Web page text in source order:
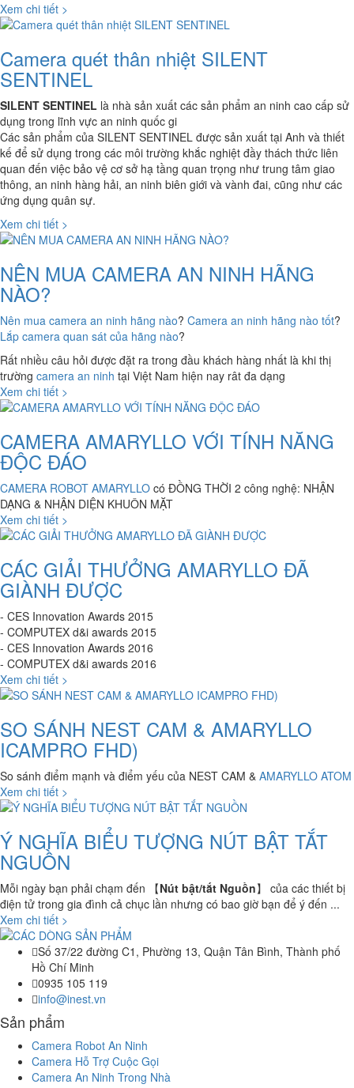
Xem chi tiết >
Camera quét thân nhiệt SILENT
SENTINEL
SILENT SENTINEL là nhà sản xuất các sản phẩm an ninh cao cấp sử
dụng trong lĩnh vực an ninh quốc gi
Các sản phẩm của SILENT SENTINEL được sản xuất tại Anh và thiết
kế để sử dụng trong các môi trường khắc nghiệt đầy thách thức liên
quan đến việc bảo vệ cơ sở hạ tầng quan trọng như trung tâm giao
thông, an ninh hàng hải, an ninh biên giới và vành đai, cũng như các
ứng dụng quân sự.
Xem chi tiết >
NÊN MUA CAMERA AN NINH HÃNG
NÀO?
Nên mua camera an ninh hãng nào? Camera an ninh hãng nào tốt?
Lắp camera quan sát của hãng nào?
Rất nhiều câu hỏi được đặt ra trong đầu khách hàng nhất là khi thị
trường camera an ninh tại Việt Nam hiện nay rât đa dạng
Xem chi tiết >
CAMERA AMARYLLO VỚI TÍNH NĂNG
ĐỘC ĐÁO
CAMERA ROBOT AMARYLLO có ĐỒNG THỜI 2 công nghệ: NHẬN
DẠNG & NHẬN DIỆN KHUÔN MẶT
Xem chi tiết >
CÁC GIẢI THƯỞNG AMARYLLO ĐÃ
GIÀNH ĐƯỢC
- CES Innovation Awards 2015
- COMPUTEX d&i awards 2015
- CES Innovation Awards 2016
- COMPUTEX d&i awards 2016
Xem chi tiết >
SO SÁNH NEST CAM & AMARYLLO
ICAMPRO FHD)
So sánh điểm mạnh và điểm yếu của NEST CAM & AMARYLLO ATOM
Xem chi tiết >
Ý NGHĨA BIỂU TƯỢNG NÚT BẬT TẮT
NGUỒN
Mỗi ngày bạn phải chạm đến 【Nút bật/tắt Nguồn】 của các thiết bị
điện tử trong gia đình cả chục lần nhưng có bao giờ bạn để ý đến ...
Xem chi tiết >
Số 37/22 đường C1, Phường 13, Quận Tân Bình, Thành phố
Hồ Chí Minh
0935 105 119
info@inest.vn
Sản phẩm
Camera Robot An Ninh
Camera Hỗ Trợ Cuộc Gọi
Camera An Ninh Trong Nhà